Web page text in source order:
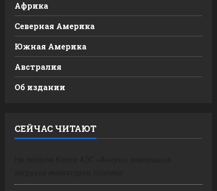
Африка
Северная Америка
Южная Америка
Австралия
Об издании
СЕЙЧАС ЧИТАЮТ